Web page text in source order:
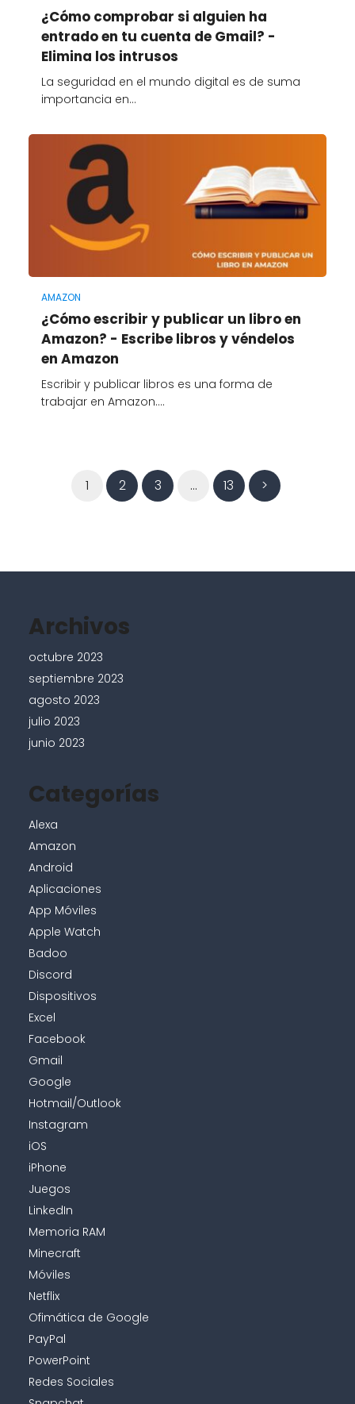
¿Cómo comprobar si alguien ha
entrado en tu cuenta de Gmail? -
Elimina los intrusos
La seguridad en el mundo digital es de suma
importancia en…
AMAZON
¿Cómo escribir y publicar un libro en
Amazon? - Escribe libros y véndelos
en Amazon
Escribir y publicar libros es una forma de
trabajar en Amazon.…
1 2 3 … 13 >
Archivos
octubre 2023
septiembre 2023
agosto 2023
julio 2023
junio 2023
Categorías
Alexa
Amazon
Android
Aplicaciones
App Móviles
Apple Watch
Badoo
Discord
Dispositivos
Excel
Facebook
Gmail
Google
Hotmail/Outlook
Instagram
iOS
iPhone
Juegos
LinkedIn
Memoria RAM
Minecraft
Móviles
Netflix
Ofimática de Google
PayPal
PowerPoint
Redes Sociales